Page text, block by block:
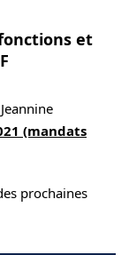
et
(mandats
prochaines